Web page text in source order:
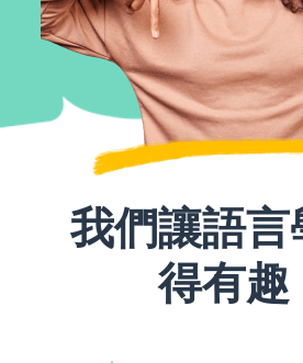
我們讓語
得有趣